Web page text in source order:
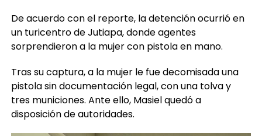
De acuerdo con el reporte, la detención ocurrió en
un turicentro de Jutiapa, donde agentes
sorprendieron a la mujer con pistola en mano.
Tras su captura, a la mujer le fue decomisada una
pistola sin documentación legal, con una tolva y
tres municiones. Ante ello, Masiel quedó a
disposición de autoridades.